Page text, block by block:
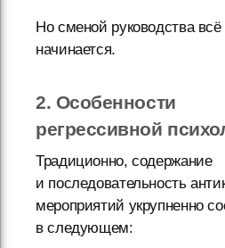
Но сменой руководства всё
начинается.
2. Особенности
регрессивной
Традиционно, содержание
и последовательность
мероприятий укрупненно
в следующем: